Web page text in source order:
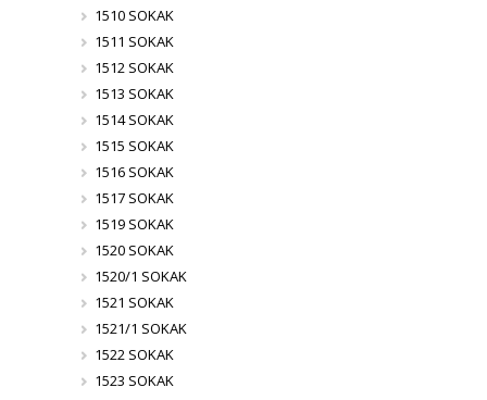
1510 SOKAK
1511 SOKAK
1512 SOKAK
1513 SOKAK
1514 SOKAK
1515 SOKAK
1516 SOKAK
1517 SOKAK
1519 SOKAK
1520 SOKAK
1520/1 SOKAK
1521 SOKAK
1521/1 SOKAK
1522 SOKAK
1523 SOKAK